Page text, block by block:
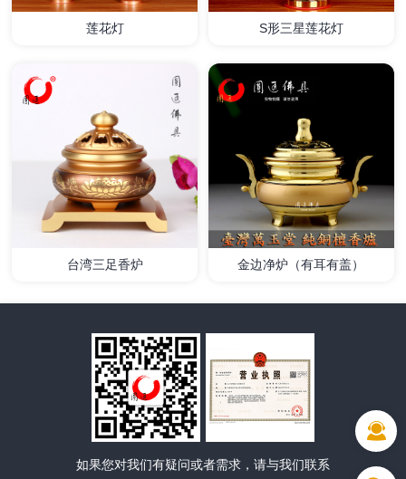
详情
莲花灯
详情
S形三星莲花灯
详情
台湾三足香炉
详情
金边净炉（有耳有盖）
如果您对我们有疑问或者需求，请与我们联系